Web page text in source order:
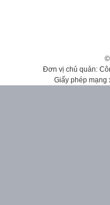
Đơn vị chủ quản:
Giấy phép mạng